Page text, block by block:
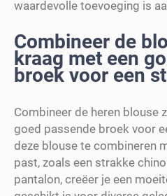
waardevolle toevoeging is
Combineer de
kraag met een
broek voor een
Combineer de heren blouse
goed passende broek voor
deze blouse te combineren
past, zoals een strakke
pantalon, creëer je een